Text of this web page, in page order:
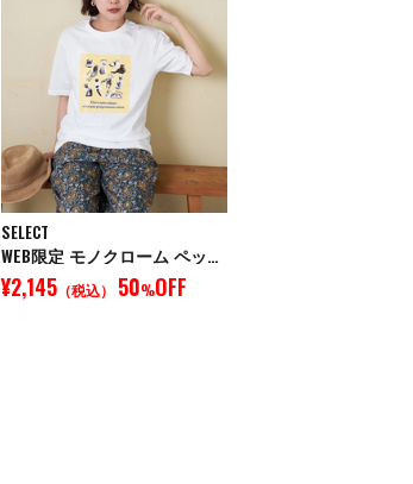
SELECT
WEB限定 モノクローム ペット Tシャツ
¥2,145 （税込） 50%OFF